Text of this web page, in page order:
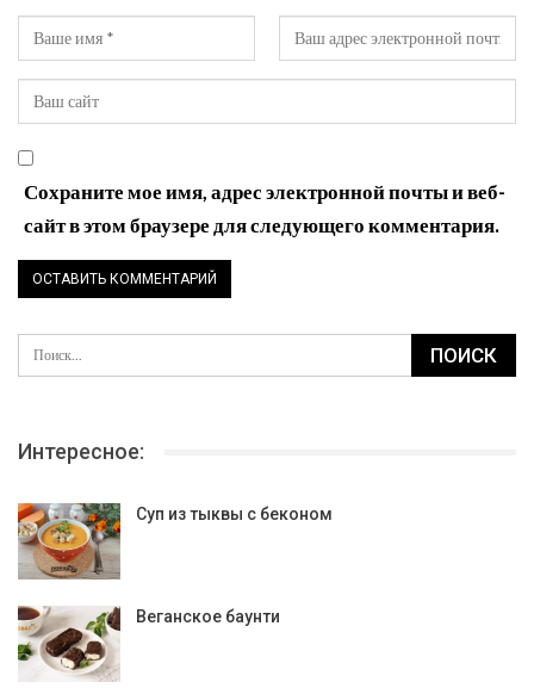
Сохраните мое имя, адрес электронной почты и веб-
сайт в этом браузере для следующего комментария.
Интересное:
Суп из тыквы с беконом
Веганское баунти